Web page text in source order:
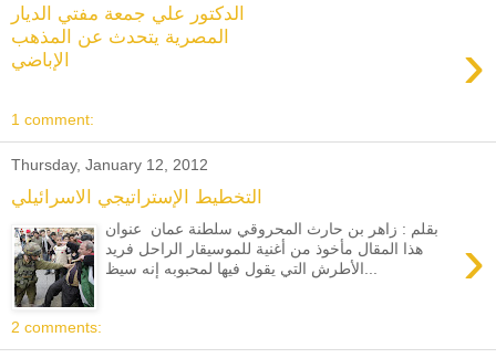
الدكتور علي جمعة مفتي الديار
المصرية يتحدث عن المذهب
الإباضي
›
1 comment:
Thursday, January 12, 2012
التخطيط الإستراتيجي الاسرائيلي
›
بقلم : زاهر بن حارث المحروقي سلطنة عمان عنوان
هذا المقال مأخوذ من أغنية للموسيقار الراحل فريد
2 comments: